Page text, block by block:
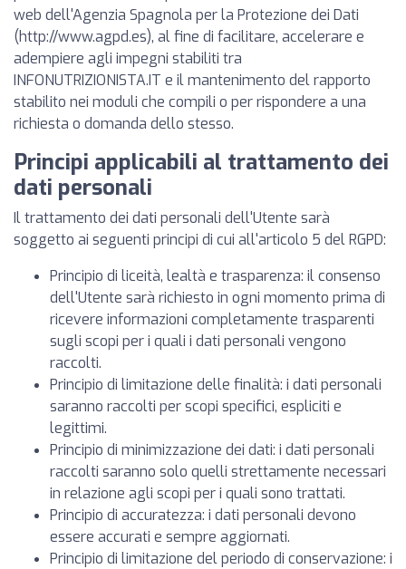
web dell'Agenzia Spagnola per la Protezione dei Dati
(http://www.agpd.es), al fine di facilitare, accelerare e
adempiere agli impegni stabiliti tra
INFONUTRIZIONISTA.IT e il mantenimento del rapporto
stabilito nei moduli che compili o per rispondere a una
richiesta o domanda dello stesso.
Principi applicabili al trattamento dei
dati personali
Il trattamento dei dati personali dell'Utente sarà
soggetto ai seguenti principi di cui all'articolo 5 del RGPD:
Principio di liceità, lealtà e trasparenza: il consenso
dell'Utente sarà richiesto in ogni momento prima di
ricevere informazioni completamente trasparenti
sugli scopi per i quali i dati personali vengono
raccolti.
Principio di limitazione delle finalità: i dati personali
saranno raccolti per scopi specifici, espliciti e
legittimi.
Principio di minimizzazione dei dati: i dati personali
raccolti saranno solo quelli strettamente necessari
in relazione agli scopi per i quali sono trattati.
Principio di accuratezza: i dati personali devono
essere accurati e sempre aggiornati.
Principio di limitazione del periodo di conservazione: i